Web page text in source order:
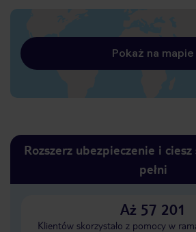
Pokaż na mapie
Rozszerz ubezpieczenie i
pełni
Aż 57 201
Klientów skorzystało z pomocy w